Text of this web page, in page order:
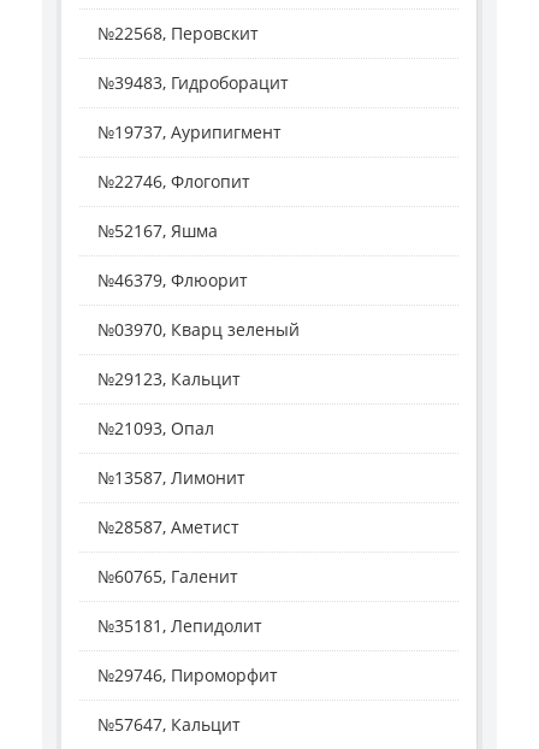
№22568, Перовскит
№39483, Гидроборацит
№19737, Аурипигмент
№22746, Флогопит
№52167, Яшма
№46379, Флюорит
№03970, Кварц зеленый
№29123, Кальцит
№21093, Опал
№13587, Лимонит
№28587, Аметист
№60765, Галенит
№35181, Лепидолит
№29746, Пироморфит
№57647, Кальцит